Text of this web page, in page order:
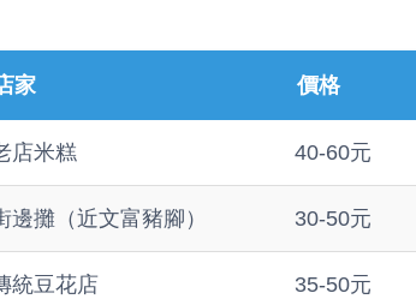
家 價格
店米糕 40-60元
邊攤（近文富豬腳） 30-50元
統豆花店 35-50元